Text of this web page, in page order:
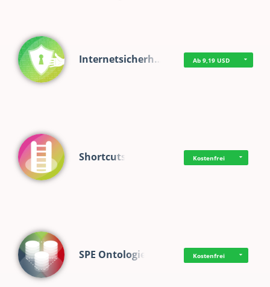
Internetsicherh… Ab 9,19 USD
Shortcuts Kostenfrei
SPE Ontologie Kostenfrei